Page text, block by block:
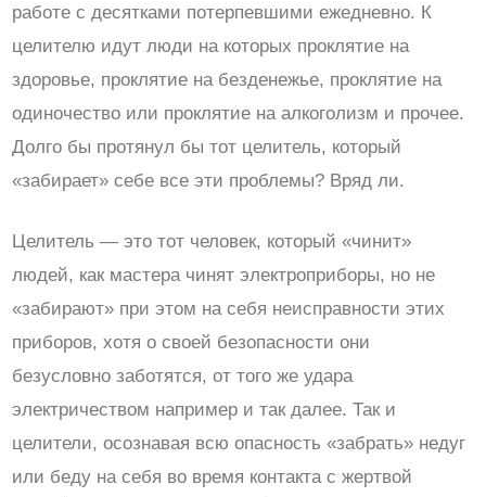
работе с десятками потерпевшими ежедневно. К
целителю идут люди на которых проклятие на
здоровье, проклятие на безденежье, проклятие на
одиночество или проклятие на алкоголизм и прочее.
Долго бы протянул бы тот целитель, который
«забирает» себе все эти проблемы? Вряд ли.
Целитель — это тот человек, который «чинит»
людей, как мастера чинят электроприборы, но не
«забирают» при этом на себя неисправности этих
приборов, хотя о своей безопасности они
безусловно заботятся, от того же удара
электричеством например и так далее. Так и
целители, осознавая всю опасность «забрать» недуг
или беду на себя во время контакта с жертвой